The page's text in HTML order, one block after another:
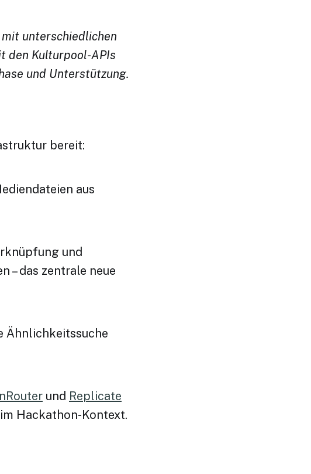
unterschiedlichen
den Kulturpool-APIs
und Unterstützung.
bereit:
aus
und
– das zentrale neue
Ähnlichkeitssuche
und Replicate
Hackathon-Kontext.